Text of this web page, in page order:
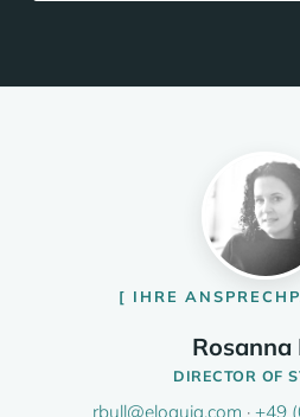
IHRE
Rosanna
DIRECTOR OF
rbull@eloquia.com · +49